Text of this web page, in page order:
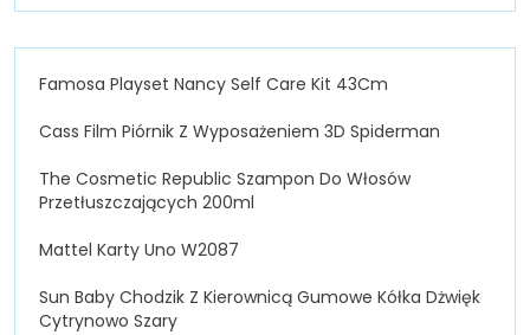
Famosa Playset Nancy Self Care Kit 43Cm
Cass Film Piórnik Z Wyposażeniem 3D Spiderman
The Cosmetic Republic Szampon Do Włosów
Przetłuszczających 200ml
Mattel Karty Uno W2087
Sun Baby Chodzik Z Kierownicą Gumowe Kółka Dżwięk
Cytrynowo Szary